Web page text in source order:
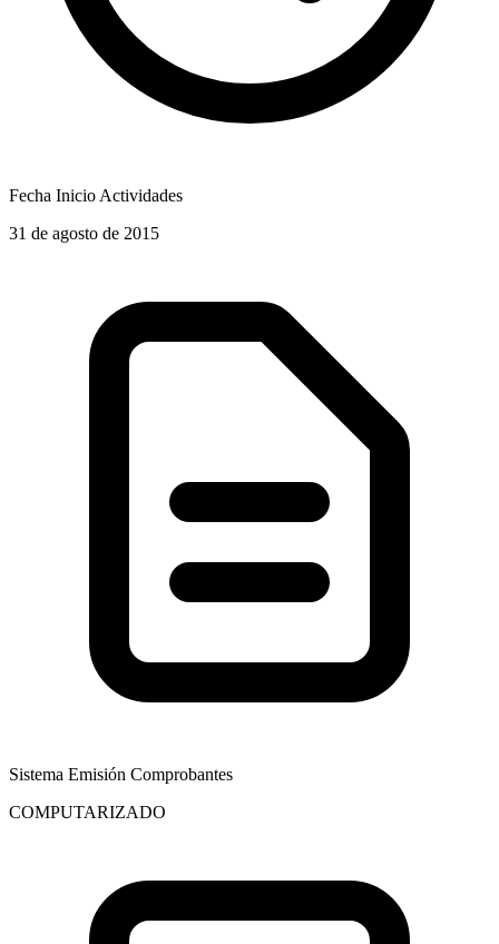
Fecha Inicio Actividades
31 de agosto de 2015
Sistema Emisión Comprobantes
COMPUTARIZADO